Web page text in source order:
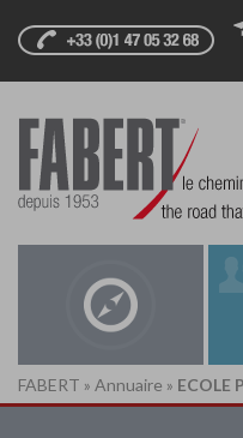
FABERT » Annuaire » ECOLE